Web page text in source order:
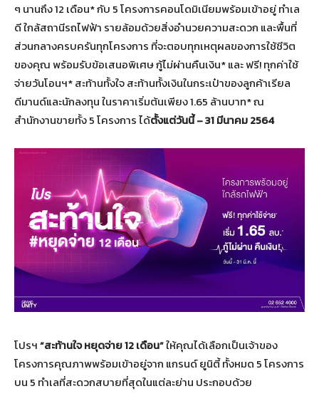
ๆ นานถึง 12 เดือน* กับ 5 โครงการคอนโดมิเนียมพร้อมเข้าอยู่ ทำเล
ดี ใกล้สถานีรถไฟฟ้า รายล้อมด้วยสิ่งอำนวยความสะดวก และพื้นที่
ส่วนกลางครบครันทุกโครงการ ที่จะตอบทุกเหตุผลของการใช้ชีวิต
ของคุณ พร้อมรับข้อเสนอพิเศษ กู้ไม่ผ่านคืนเงิน* และ ฟรี! ทุกค่าใช้
จ่ายวันโอนฯ* สะท้านทั้งใจ สะท้านทั้งเงินในกระเป๋าของลูกค้าเรียล
ดีมานด์และนักลงทุน ในราคาเริ่มต้นเพียง 1.65 ล้านบาท* ณ
สำนักงานขายทั้ง 5 โครงการ ได้ตั้งแต่วันนี้ – 31 มีนาคม 2564
โปรฯ“สะท้านใจ หยุดจ่าย12เดือน”ให้คุณได้เลือกเป็นเจ้าของ
โครงการคุณภาพพร้อมเข้าอยู่จาก แกรนด์ ยูนิตี้ ทั้งหมด 5 โครงการ
บน 5 ทำเลที่สะดวกสบายที่สุดในแต่ละย่าน ประกอบด้วย